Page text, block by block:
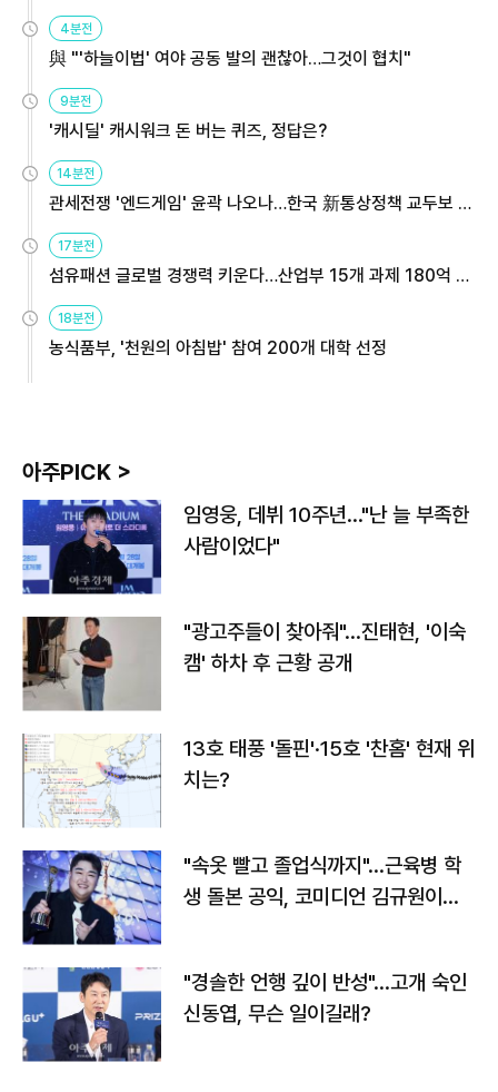
4분전
與 "'하늘이법' 여야 공동 발의 괜찮아…그것이 협치"
9분전
'캐시딜' 캐시워크 돈 버는 퀴즈, 정답은?
14분전
관세전쟁 '엔드게임' 윤곽 나오나…한국 新통상정책 교두보 활
17분전
섬유패션 글로벌 경쟁력 키운다…산업부 15개 과제 180억 지
18분전
농식품부, '천원의 아침밥' 참여 200개 대학 선정
아주PICK >
임영웅, 데뷔 10주년…"난 늘 부족한
사람이었다"
"광고주들이 찾아줘"…진태현, '이숙
캠' 하차 후 근황 공개
13호 태풍 '돌핀'·15호 '찬홈' 현재 위
치는?
"속옷 빨고 졸업식까지"…근육병 학
생 돌본 공익, 코미디언 김규원이었
"경솔한 언행 깊이 반성"…고개 숙인
신동엽, 무슨 일이길래?